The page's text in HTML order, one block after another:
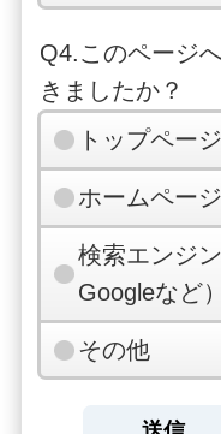
Q4.このページ
きましたか？
トップペー
ホームペー
検索エンジ
Googleなど）
その他